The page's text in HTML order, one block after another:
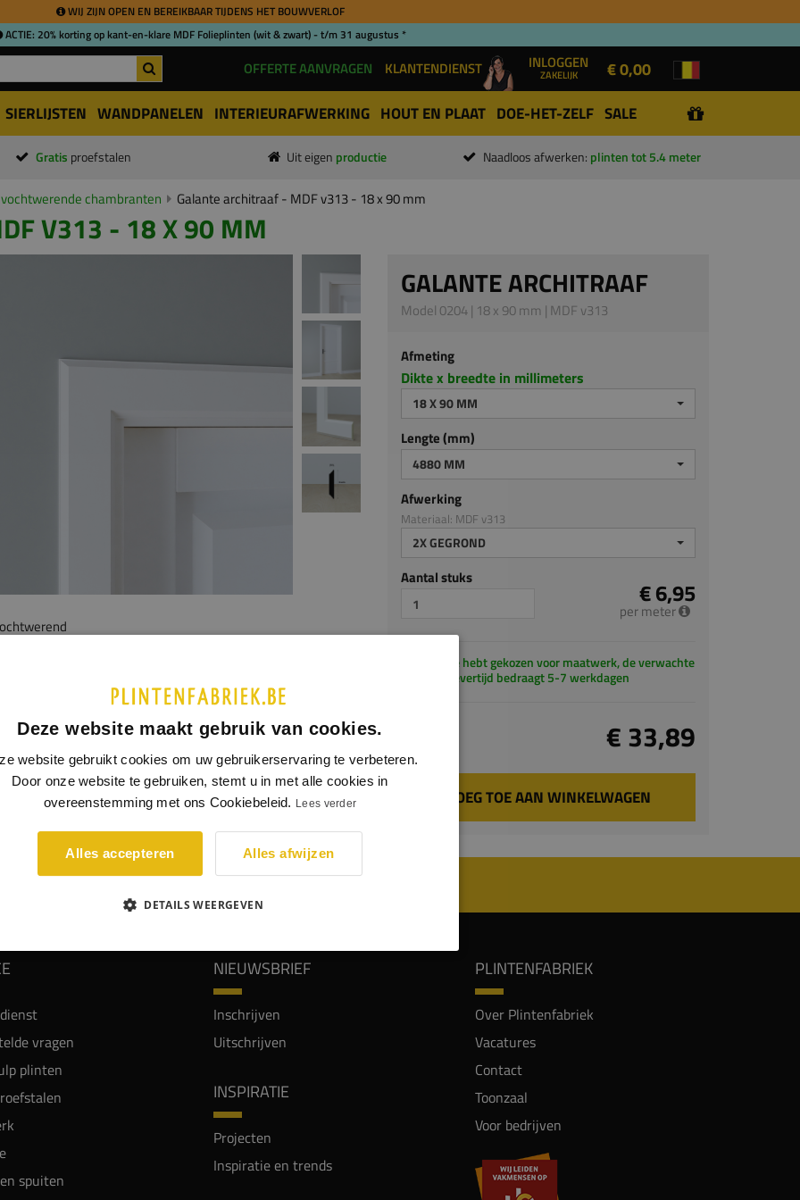
WIJ ZIJN OPEN EN BEREIKBAAR TIJDENS HET BOUWVERLOF
ACTIE: 20% korting op kant-en-klare MDF Folieplinten (wit & zwart) - t/m 31 augustus *
OFFERTE AANVRAGEN KLANTENDIENST INLOGGEN
ZAKELIJK € 0,00
SIERLIJSTEN WANDPANELEN INTERIEURAFWERKING HOUT EN PLAAT DOE-HET-ZELF SALE
Gratis proefstalen Uit eigen productie Naadloos afwerken: plinten tot 5.4 meter
chambranten Galante architraaf - MDF v313 - 18 x 90 mm
V313 - 18 X 90 MM
architraaf heeft schuine bovenzijdes met afwerkingen aan de
en sluit mooi aan bij de galante plint,
informatie lees je op:
en afwerkingen Lakken en spuiten
GALANTE ARCHITRAAF
Model 0204 | 18 x 90 mm | MDF v313
Afmeting
Dikte x breedte in millimeters
18 X 90 MM
Lengte (mm)
4880 MM
Afwerking
Materiaal: MDF v313
2X GEGROND
Aantal stuks € 6,95
per meter
Je hebt gekozen voor maatwerk, de verwachte
levertijd bedraagt 5-7 werkdagen
€ 33,89
VOEG TOE AAN WINKELWAGEN
WIJ WORDEN BEOORDEELD MET EEN 8.8
vragen
plinten
spuiten
NIEUWSBRIEF
Inschrijven
Uitschrijven
INSPIRATIE
Projecten
Inspiratie en trends
PLINTENFABRIEK
Over Plintenfabriek
Vacatures
Contact
Toonzaal
Voor bedrijven
Deze website maakt gebruik van cookies.
website gebruikt cookies om uw gebruikerservaring te verbeteren.
Door onze website te gebruiken, stemt u in met alle cookies in
overeenstemming met ons Cookiebeleid. Lees verder
Alles accepteren Alles afwijzen
DETAILS WEERGEVEN